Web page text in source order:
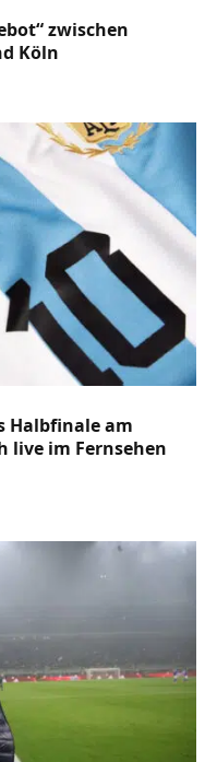
zwischen
Köln
Halbfinale am
live im Fernsehen